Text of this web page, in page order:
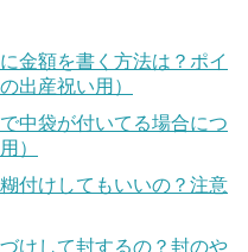
金額を書く方法は？ポイ
出産祝い用）
中袋が付いてる場合につ
）
付けしてもいいの？注意
けして封するの？封のや